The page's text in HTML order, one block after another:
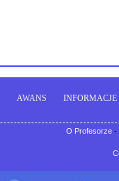
AWANS INFORMACJE
O Profesorze-